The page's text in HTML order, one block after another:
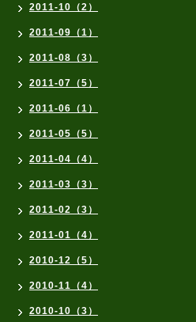
2011-10（2）
2011-09（1）
2011-08（3）
2011-07（5）
2011-06（1）
2011-05（5）
2011-04（4）
2011-03（3）
2011-02（3）
2011-01（4）
2010-12（5）
2010-11（4）
2010-10（3）